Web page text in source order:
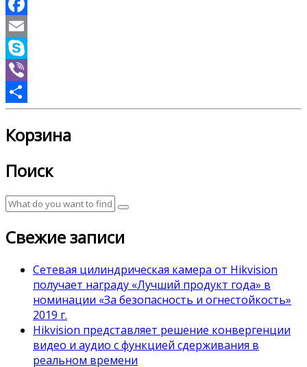
Facebook
Email
Skype
Viber
Отправить
Корзина
Поиск
Свежие записи
Сетевая цилиндрическая камера от Hikvision
получает награду «Лучший продукт года» в
номинации «За безопасность и огнестойкость»
2019 г.
Hikvision представляет решение конвергенции
видео и аудио с функцией сдерживания в
реальном времени